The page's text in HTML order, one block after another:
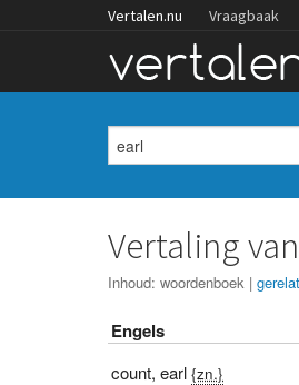
Vertalen.nu Vraagbaak
Vertaling van
Inhoud:woordenboek |
Engels
count,earl {zn.}